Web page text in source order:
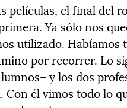
películas, el final del
Ya sólo nos
utilizado.
por recorrer. Lo
y los dos
Con él vimos todo lo